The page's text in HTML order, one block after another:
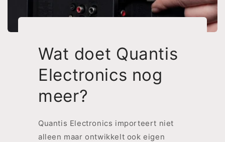
Wat doet Quantis
Electronics nog
meer?
Quantis Electronics importeert niet
alleen maar ontwikkelt ook eigen